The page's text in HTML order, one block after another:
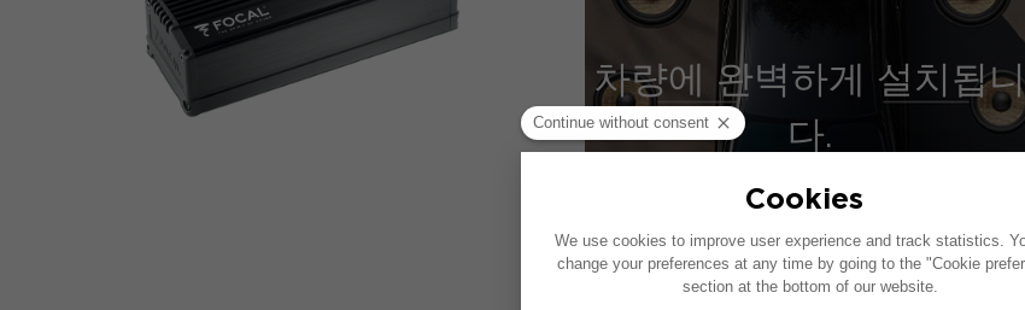
차량에 완벽하게 설치됩니
다.
구성 도구에 접속하기